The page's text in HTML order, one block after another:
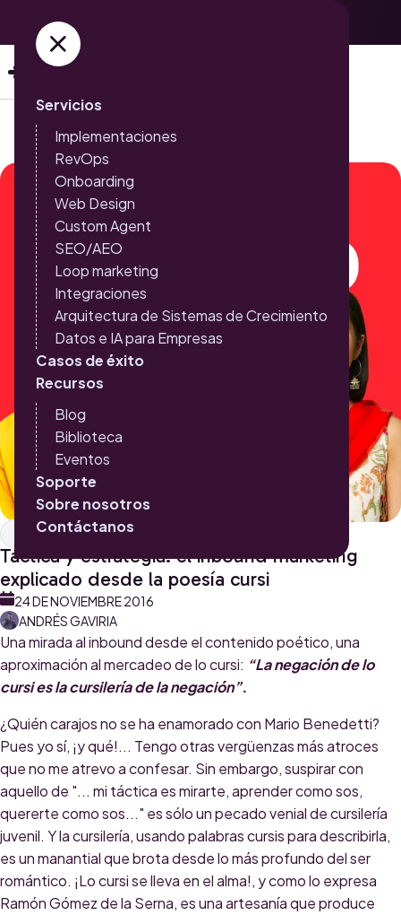
Servicios
Implementaciones
RevOps
Onboarding
Web Design
Custom Agent
SEO/AEO
Loop marketing
Integraciones
Arquitectura de Sistemas de Crecimiento
Datos e IA para Empresas
Casos de éxito
Recursos
Blog
Biblioteca
Eventos
Soporte
Sobre nosotros
Contáctanos
Inbound Marketing
Táctica y estrategia: el inbound marketing
explicado desde la poesía cursi
24 DE NOVIEMBRE 2016
ANDRÉS GAVIRIA
Una mirada al inbound desde el contenido poético, una
aproximación al mercadeo de lo cursi: “La negación de lo
cursi es la cursilería de la negación”.
¿Quién carajos no se ha enamorado con Mario Benedetti?
Pues yo sí, ¡y qué!... Tengo otras vergüenzas más atroces
que no me atrevo a confesar. Sin embargo, suspirar con
aquello de "... mi táctica es mirarte, aprender como sos,
quererte como sos..." es sólo un pecado venial de cursilería
juvenil. Y la cursilería, usando palabras cursis para describirla,
es un manantial que brota desde lo más profundo del ser
romántico. ¡Lo cursi se lleva en el alma!, y como lo expresa
Ramón Gómez de la Serna, es una artesanía que produce